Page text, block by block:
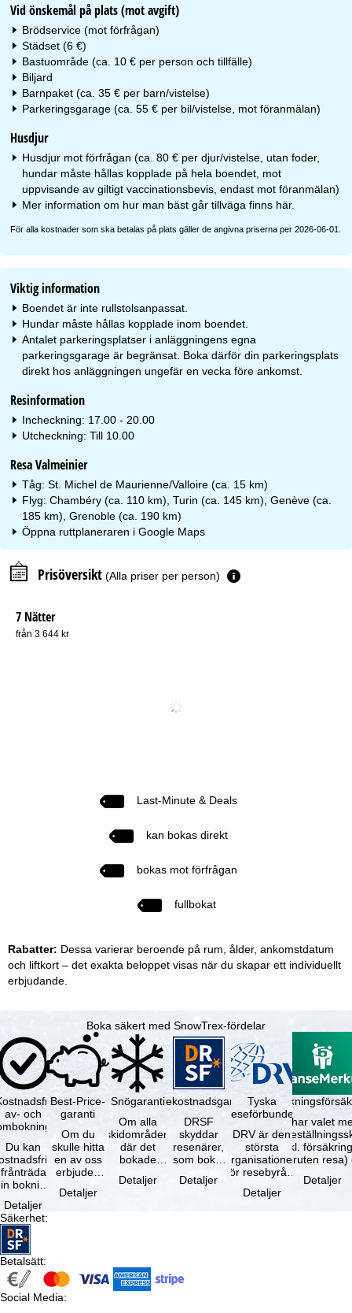
Vid önskemål på plats (mot avgift)
Brödservice (mot förfrågan)
Städset (6 €)
Bastuområde (ca. 10 € per person och tillfälle)
Biljard
Barnpaket (ca. 35 € per barn/vistelse)
Parkeringsgarage (ca. 55 € per bil/vistelse, mot föranmälan)
Husdjur
Husdjur mot förfrågan (ca. 80 € per djur/vistelse, utan foder,
hundar måste hållas kopplade på hela boendet, mot
uppvisande av giltigt vaccinationsbevis, endast mot föranmälan)
Mer information om hur man bäst går tillväga finns här.
För alla kostnader som ska betalas på plats gäller de angivna priserna per 2026-06-01.
Viktig information
Boendet är inte rullstolsanpassat.
Hundar måste hållas kopplade inom boendet.
Antalet parkeringsplatser i anläggningens egna
parkeringsgarage är begränsat. Boka därför din parkeringsplats
direkt hos anläggningen ungefär en vecka före ankomst.
Resinformation
Incheckning: 17.00 - 20.00
Utcheckning: Till 10.00
Resa Valmeinier
Tåg: St. Michel de Maurienne/Valloire (ca. 15 km)
Flyg: Chambéry (ca. 110 km), Turin (ca. 145 km), Genève (ca.
185 km), Grenoble (ca. 190 km)
Öppna ruttplaneraren iGoogle Maps
Prisöversikt (Alla priser per person)
7 Nätter
från 3 644 kr
Last-Minute & Deals
kan bokas direkt
bokas mot förfrågan
fullbokat
Rabatter: Dessa varierar beroende på rum, ålder, ankomstdatum
och liftkort – det exakta beloppet visas när du skapar ett individuellt
erbjudande.
Boka säkert med SnowTrex-fördelar
av- och
Du kan
frånträda
bokning
efter
…
Detaljer
Best-Price-
garanti
Om du
skulle hitta
en av oss
erbjuden
samma
Detaljer
Snögaranti
Om alla
skidområden
där det
bokade
gäller –
Detaljer
Resekostnadsgaranti
DRSF
skyddar
resenärer,
som bokat
paketresa
Detaljer
Tyska
reseförbundet
DRV är den
största
organisationen
för resebyråer
researrangörer
Detaljer
Du har valet
(inkl.
avbruten resa)
Detaljer
Säkerhet:
Betalsätt:
Social Media: